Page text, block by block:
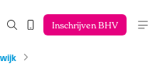
Inschrijven BHV